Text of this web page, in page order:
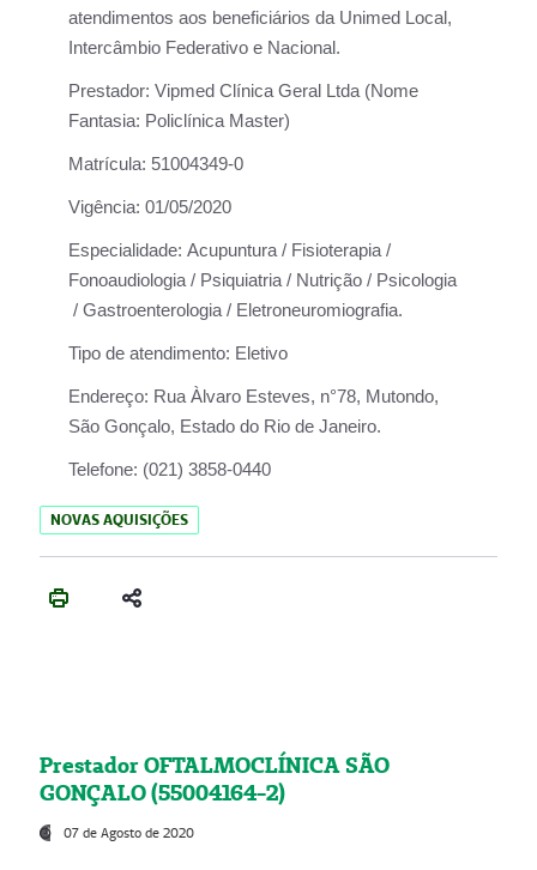
atendimentos aos beneficiários da Unimed Local,
Intercâmbio Federativo e Nacional.
Prestador: Vipmed Clínica Geral Ltda (Nome
Fantasia: Policlínica Master)
Matrícula: 51004349-0
Vigência: 01/05/2020
Especialidade: Acupuntura / Fisioterapia /
Fonoaudiologia / Psiquiatria / Nutrição / Psicologia
/ Gastroenterologia / Eletroneuromiografia.
Tipo de atendimento: Eletivo
Endereço: Rua Àlvaro Esteves, n°78, Mutondo,
São Gonçalo, Estado do Rio de Janeiro.
Telefone: (021) 3858-0440
NOVAS AQUISIÇÕES
Prestador OFTALMOCLÍNICA SÃO
GONÇALO (55004164-2)
07 de Agosto de 2020